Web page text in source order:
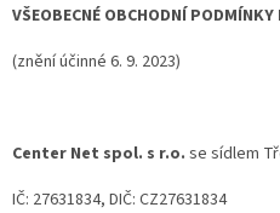
VŠEOBECNÉ OBCHODNÍ
(znění účinné 6. 9. 2023)
Center Net spol. s r.o. se sídlem
IČ: 27631834, DIČ: CZ27631834